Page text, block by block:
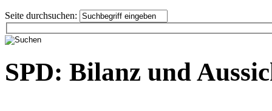
Seite durchsuchen:
SPD: Bilanz und